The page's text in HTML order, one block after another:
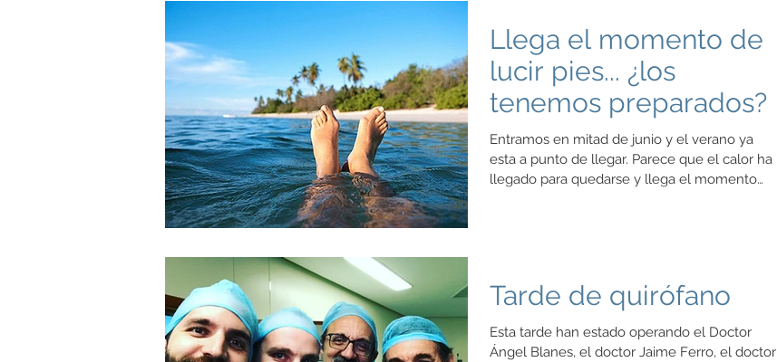
Llega el momento de
lucir pies... ¿los
tenemos preparados?
Entramos en mitad de junio y el verano ya
esta a punto de llegar. Parece que el calor ha
llegado para quedarse y llega el momento
Tarde de quirófano
Esta tarde han estado operando el Doctor
Ángel Blanes, el doctor Jaime Ferro, el doctor